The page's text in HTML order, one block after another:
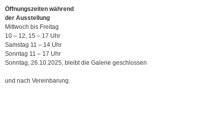
Öffnungszeiten während
der Ausstellung
Mittwoch bis Freitag
10 – 12, 15 – 17 Uhr
Samstag 11 – 14 Uhr
Sonntag 11 – 17 Uhr
Sonntag, 26.10.2025, bleibt die Galerie geschlossen
und nach Vereinbarung.